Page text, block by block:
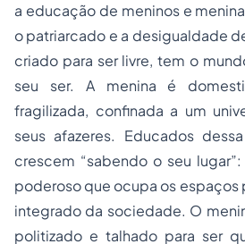
a educação de meninos e
o patriarcado e a desigualdade
criado para ser livre, tem o
seu ser. A menina é
fragilizada, confinada a um
seus afazeres. Educados
crescem “sabendo o seu
poderoso que ocupa os
integrado da sociedade. O
politizado e talhado para ser